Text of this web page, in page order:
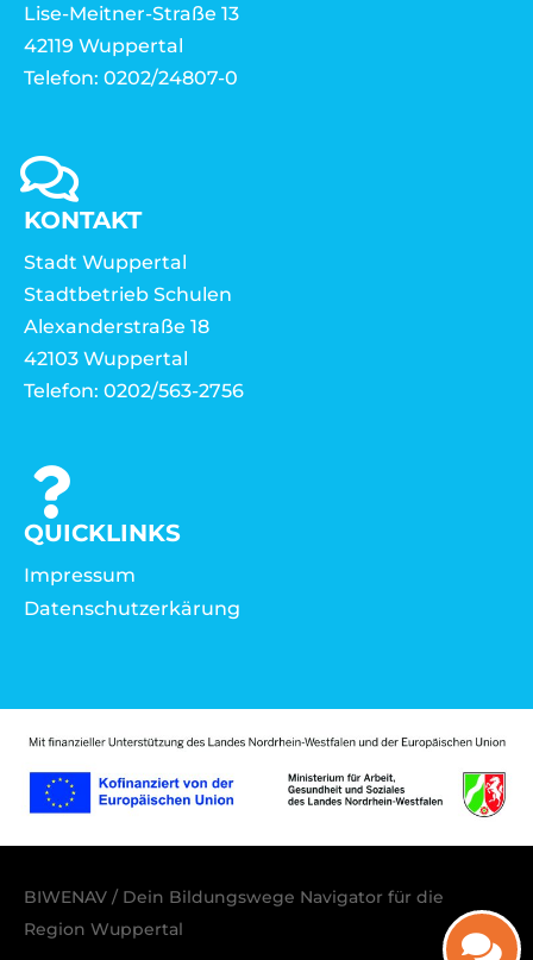
Lise-Meitner-Straße 13
42119 Wuppertal
Telefon: 0202/24807-0
KONTAKT
Stadt Wuppertal
Stadtbetrieb Schulen
Alexanderstraße 18
42103 Wuppertal
Telefon: 0202/563-2756
QUICKLINKS
Impressum
Datenschutzerkärung
BIWENAV / Dein Bildungswege Navigator für die
Region Wuppertal